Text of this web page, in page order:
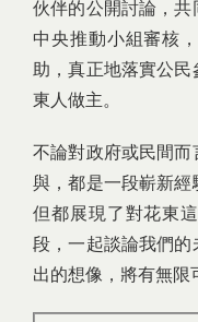
伙伴的公開討論，共
中央推動小組審核
助，真正地落實公
東人做主。
不論對政府或民間
與，都是一段嶄新經
但都展現了對花東
段，一起談論我們
出的想像，將有無限